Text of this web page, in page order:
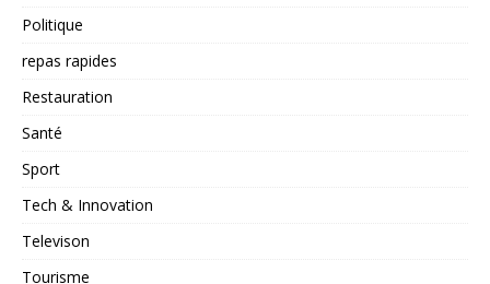
Politique
repas rapides
Restauration
Santé
Sport
Tech & Innovation
Televison
Tourisme